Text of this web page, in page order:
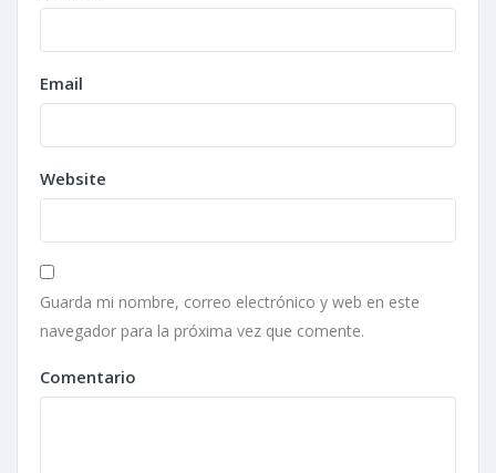
Email
Website
Guarda mi nombre, correo electrónico y web en este
navegador para la próxima vez que comente.
Comentario